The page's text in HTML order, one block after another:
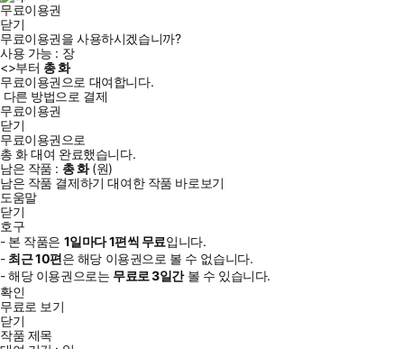
무료이용권
닫기
무료이용권을 사용하시겠습니까?
사용 가능 : 장
<>부터 총화
무료이용권으로 대여합니다.
다른 방법으로 결제
무료이용권
닫기
무료이용권으로
총 화대여 완료했습니다.
남은 작품 : 총화(원)
남은 작품 결제하기 대여한 작품 바로보기
도움말
닫기
호구
- 본 작품은 1일마다1편씩 무료입니다.
- 최근10편은 해당 이용권으로 볼 수 없습니다.
- 해당 이용권으로는 무료로3일간볼 수 있습니다.
확인
무료로 보기
닫기
작품 제목